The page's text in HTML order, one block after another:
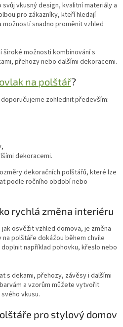
vkusný design, kvalitní materiály a
pro zákazníky, kteří hledají
snadno proměnit vzhled
široké možnosti kombinování s
přehozy nebo dalšími dekoracemi.
na polštář?
zohlednit především:
dekoracemi.
dekoračních polštářů, které lze
podle ročního období nebo
rychlá změna interiéru
osvěžit vzhled domova, je změna
polštáře dokážou během chvíle
například pohovku, křeslo nebo
s dekami, přehozy, závěsy i dalšími
a vzorům můžete vytvořit
vkusu.
pro stylový domov